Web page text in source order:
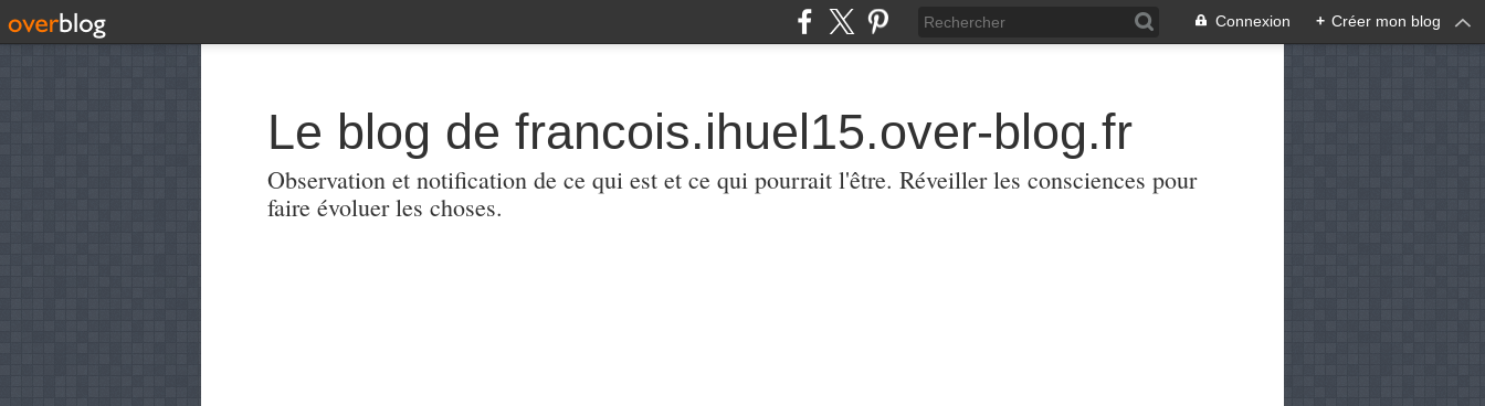
Connexion + Créer mon blog
Le blog de francois.ihuel15.over-blog.fr
Observation et notification de ce qui est et ce qui pourrait l'être. Réveiller les consciences pour
faire évoluer les choses.